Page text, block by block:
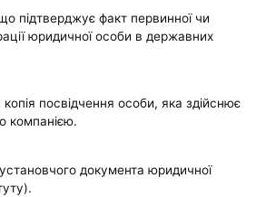
підтверджує факт первинної чи
юридичної особи в державних
копія посвідчення особи, яка здійснює
компанією.
документа юридичної